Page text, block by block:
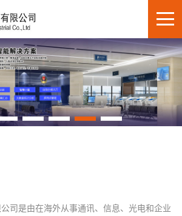
是由在海外从事通讯、信息、光电和企业